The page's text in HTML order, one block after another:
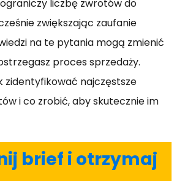
liczbę zwrotów do
zwiększając zaufanie
na te pytania mogą zmienić
proces sprzedaży.
zidentyfikować najczęstsze
i co zrobić, aby skutecznie im
brief i otrzymaj